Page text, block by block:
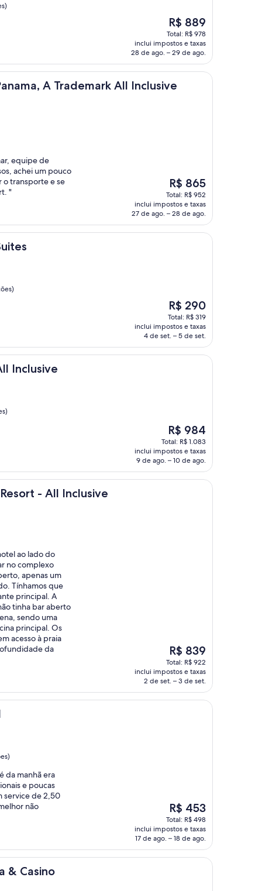
O
preço
é
de
R$ 889
R$ 889
Total: R$ 978
inclui impostos e taxas
28 de ago. – 29 de ago.
A Trademark All Inclusive
Trademark All Inclusive Resort
equipe de
achei um pouco
o transporte e se
"
O
preço
é
de
R$ 865
R$ 865
Total: R$ 952
inclui impostos e taxas
27 de ago. – 28 de ago.
O
preço
é
de
R$ 290
R$ 290
Total: R$ 319
inclui impostos e taxas
4 de set. – 5 de set.
Inclusive
O
preço
é
de
R$ 984
R$ 984
Total: R$ 1.083
inclui impostos e taxas
9 de ago. – 10 de ago.
- All Inclusive
Inclusive
ao lado do
no complexo
apenas um
Tínhamos que
principal. A
tinha bar aberto
sendo uma
principal. Os
acesso à praia
da
O
preço
é
de
R$ 839
R$ 839
Total: R$ 922
inclui impostos e taxas
2 de set. – 3 de set.
da manhã era
e poucas
service de 2,50
não
O
preço
é
de
R$ 453
R$ 453
Total: R$ 498
inclui impostos e taxas
17 de ago. – 18 de ago.
& Casino